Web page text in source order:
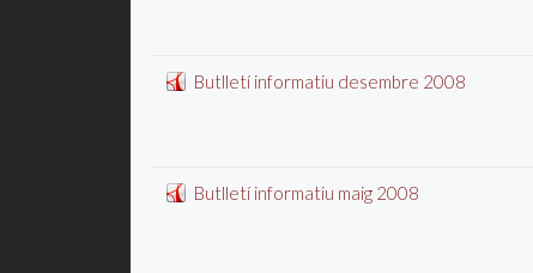
Butlletí informatiu desembre 2008
Butlletí informatiu maig 2008